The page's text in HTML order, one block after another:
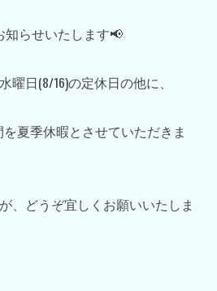
知らせいたします📢
曜日(8/16)の定休日の他に、
夏季休暇とさせていただきま
、どうぞ宜しくお願いいたしま